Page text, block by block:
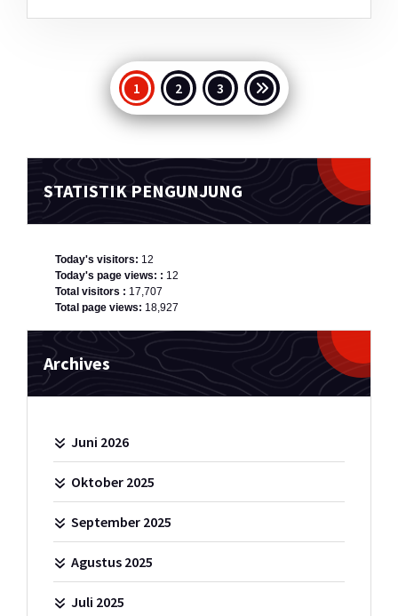
Paginasi
pos
1 2 3
STATISTIK PENGUNJUNG
Today's visitors: 12
Today's page views: : 12
Total visitors : 17,707
Total page views: 18,927
Archives
Juni 2026
Oktober 2025
September 2025
Agustus 2025
Juli 2025